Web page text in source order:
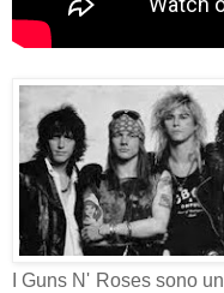
I Guns N' Roses sono